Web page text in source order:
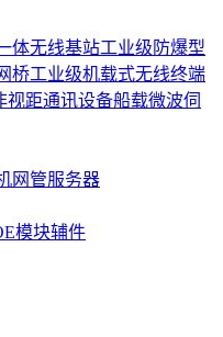
体无线基站工业级防爆型
桥工业级机载式无线终端
视距通讯设备船载微波伺
网管服务器
模块辅件